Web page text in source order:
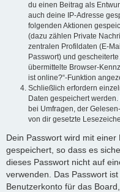
du einen Beitrag als
auch deine IP-Adresse
folgenden Aktionen
(dazu zählen Private
zentralen Profildaten (E-
Passwort) und
übermittelte Browser-
ist online?“-Funktion
Schließlich erfordern
Daten gespeichert
bei Umfragen, der
von dir gesetzte
Dein Passwort wird mit
gespeichert, so dass es
dieses Passwort nicht auf
verwenden. Das Passwort
Benutzerkonto für das